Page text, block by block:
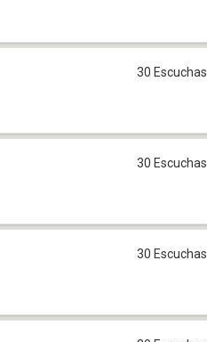
30 Escuchas
30 Escuchas
30 Escuchas